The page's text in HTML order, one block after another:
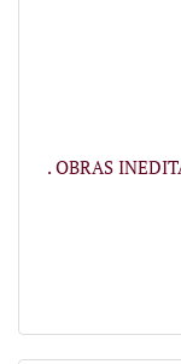
. OBRAS